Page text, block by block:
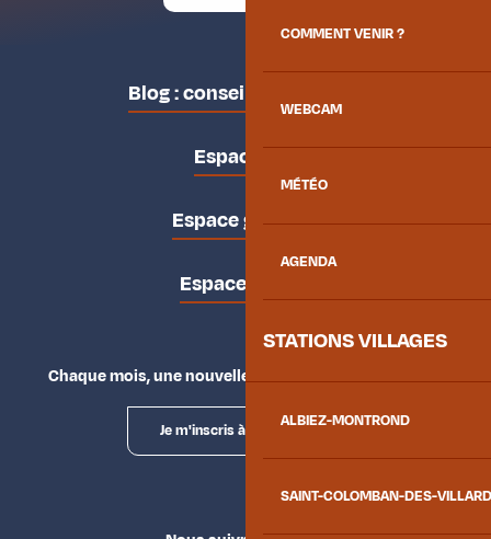
COMMENT VENIR ?
WEBCAM
MÉTÉO
AGENDA
STATIONS VILLAGES
ALBIEZ-MONTROND
SAINT-COLOMBAN-DES-
Blog : conseils des locaux
Espace pro
Espace groupes
Espace presse
Chaque mois, une nouvelle façon d'explorer la vallée.
Je m'inscris à la newsletter